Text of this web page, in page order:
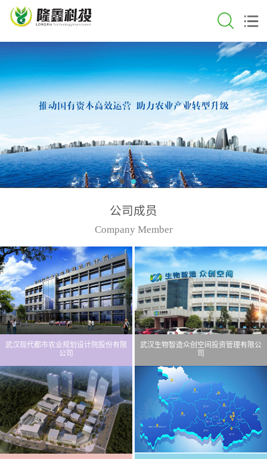
公司成员
Company Member
武汉现代都市农业规划设计院股份有限
公司
武汉生物智造众创空间投资管理有限公
司